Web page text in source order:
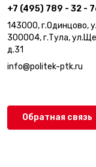
+7 (495) 789 - 32 -
143000, г.Одинцово,
300004, г.Тула,
д.31
info@politek-ptk.ru
Обратная связь